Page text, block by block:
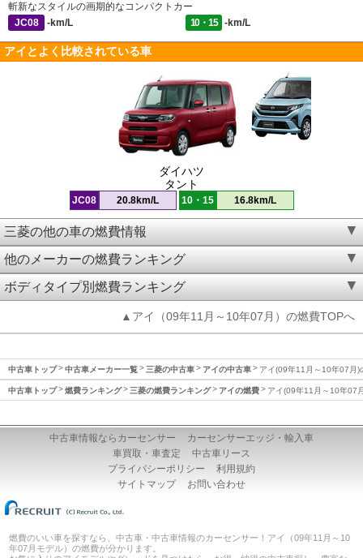
斬新なスタイルの画期的なコンパクトカー
JC08
-km/L 10・15 -km/L
アイとよく比較されている車
ダイハツ
タント
JC08 20.8km/L 10・15 16.8km/L
三菱の他の車の燃費情報
他のメーカーの燃費ランキング
ボディタイプ別燃費ランキング
▲アイ（09年11月～10年07月）の燃費TOPへ
中古車トップ 中古車メーカー一覧 三菱の中古車 アイの中古車 アイ(09年11月～10年07月)
中古車トップ 燃費ランキング 三菱の燃費ランキング アイの燃費 アイ(09年11月～10年07
中古車情報ならカーセンサー
カーセンサーエッジ・輸入車
車買取・車査定
中古車リース
プライバシーポリシー
利用規約
サイトマップ
お問い合わせ
燃費のいい車を探すなら、中古車・中古車情報のカーセンサー！アイ（09年11月～10
年07月モデル）の燃費が分かります。